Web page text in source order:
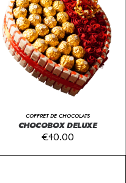
COFFRET DE CHOCOLATS
CHOCOBOX DELUXE
€40.00